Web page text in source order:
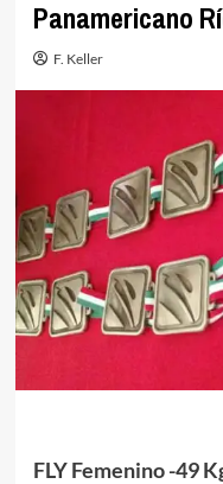
Panamericano
F. Keller
FLY Femenino -49